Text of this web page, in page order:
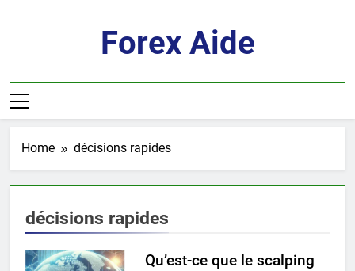
Forex Aide
Home décisions rapides
décisions rapides
Qu’est-ce que le scalping